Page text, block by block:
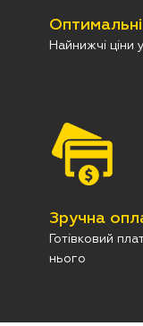
Найнижчі ціни
Зручна
Готівковий
нього